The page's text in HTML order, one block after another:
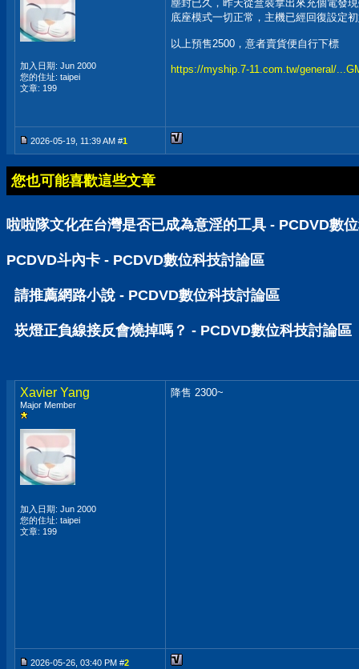
加入日期: Jun 2000
您的住址: taipei
文章: 199
塵封已久，昨天從盒裝拿出來充個電發
底座模式一切正常，主機已經回復設定
以上預售2500，意者賣貨便自行下標
https://myship.7-11.com.tw/general/
2026-05-19, 11:39 AM #1
您也可能喜歡這些文章
啦啦隊文化在台灣是否已成為意淫的工具 - PCDVD數
PCDVD斗內卡 - PCDVD數位科技討論區
請推薦網路小說 - PCDVD數位科技討論區
崁燈正負線接反會燒掉嗎？ - PCDVD數位科技討論區
Xavier Yang
Major Member
加入日期: Jun 2000
您的住址: taipei
文章: 199
降售 2300~
2026-05-26, 03:40 PM #2